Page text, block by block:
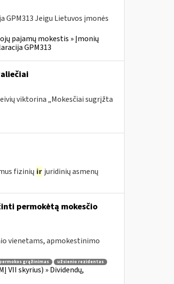
GPM313 Jeigu Lietuvos įmonės
pajamų mokestis » Įmonių
GPM313
viktorina „Mokesčiai sugrįžta
fizinių ir juridinių asmenų
permokėtą mokesčio
vienetams, apmokestinimo
grąžinimas užsienio rezidentas
VII skyrius) » Dividendų,